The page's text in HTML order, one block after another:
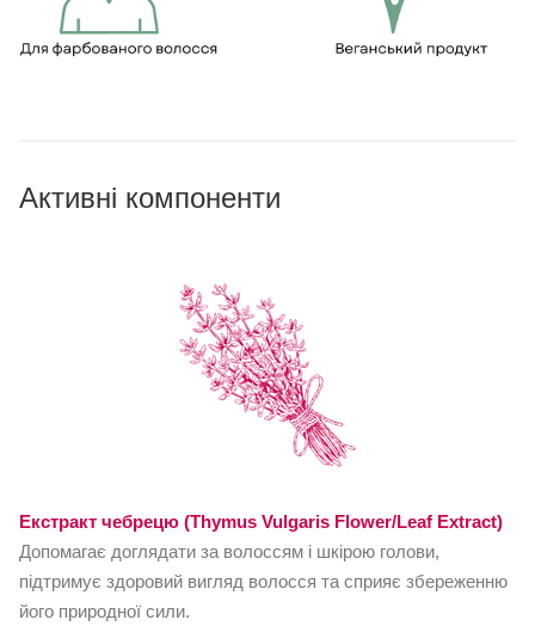
Активні компоненти
Екстракт чебрецю (Thymus Vulgaris Flower/Leaf Extract)
Допомагає доглядати за волоссям і шкірою голови,
підтримує здоровий вигляд волосся та сприяє збереженню
його природної сили.